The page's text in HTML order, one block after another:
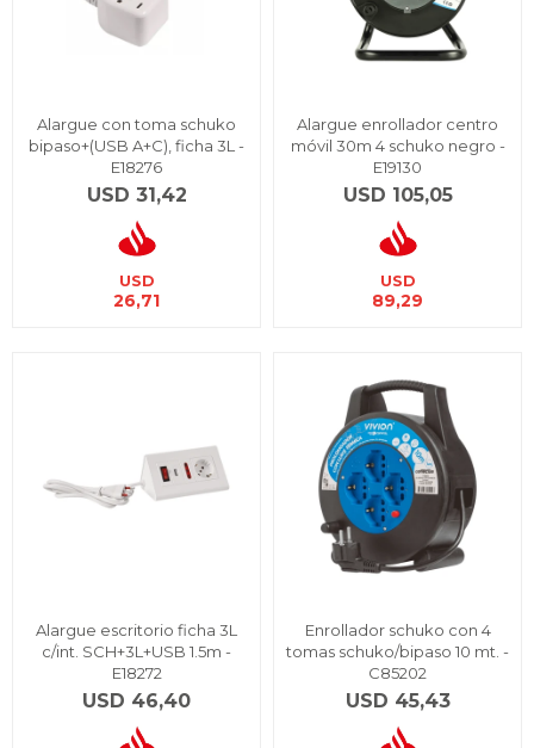
Alargue con toma schuko
bipaso+(USB A+C), ficha 3L -
E18276
USD 31,42
USD
26,71
Alargue enrollador centro
móvil 30m 4 schuko negro -
E19130
USD 105,05
USD
89,29
Alargue escritorio ficha 3L
c/int. SCH+3L+USB 1.5m -
E18272
USD 46,40
Enrollador schuko con 4
tomas schuko/bipaso 10 mt. -
C85202
USD 45,43